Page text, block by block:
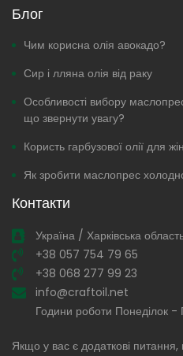
Блог
Чим корисна олія авокадо?
Сир і лляна олія від раку
Особливості вибору
що звернути увагу?
Користь гарбузової олії для
Як зробити маслопрес
Контакти
Україна / Харківська
+38 057 754 79 65
+38 068 277 99 23
info@craftoil.net
Години роботи Понеділок
Якщо у вас є додаткові